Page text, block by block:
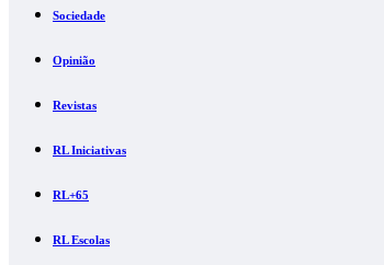
Sociedade
Opinião
Revistas
RL Iniciativas
RL+65
RL Escolas